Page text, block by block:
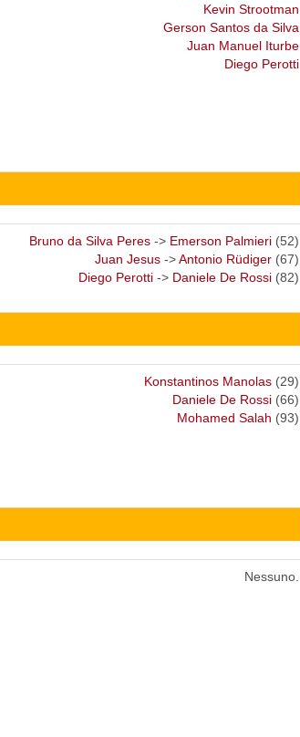
Kevin Strootman
Gerson Santos da Silva
Juan Manuel Iturbe
Diego Perotti
Bruno da Silva Peres -> Emerson Palmieri (52)
Juan Jesus ->Antonio Rüdiger (67)
Diego Perotti -> Daniele De Rossi (82)
Konstantinos Manolas (29)
Daniele De Rossi (66)
Mohamed Salah (93)
Nessuno.